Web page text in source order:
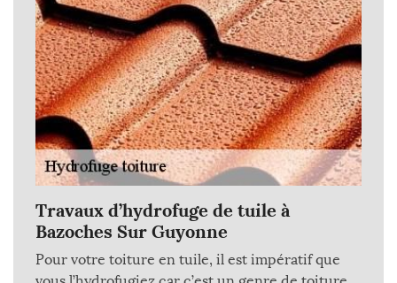
Travaux d’hydrofuge de tuile à
Bazoches Sur Guyonne
Pour votre toiture en tuile, il est impératif que